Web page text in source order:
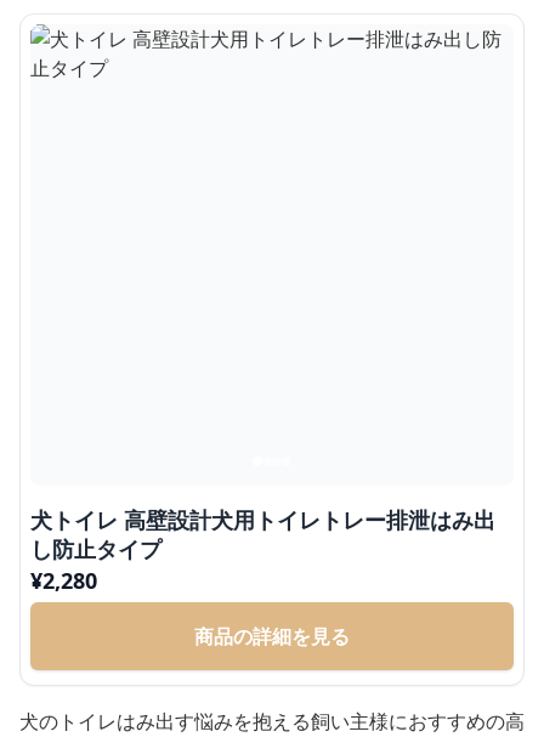
犬トイレ 高壁設計犬用トイレトレー排泄はみ出
し防止タイプ
¥2,280
商品の詳細を見る
犬のトイレはみ出す悩みを抱える飼い主様におすすめの高